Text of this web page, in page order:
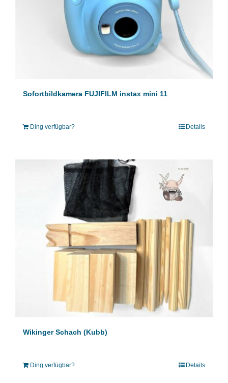
Sofortbildkamera FUJIFILM instax mini 11
Ding verfügbar? Details
Wikinger Schach (Kubb)
Ding verfügbar? Details